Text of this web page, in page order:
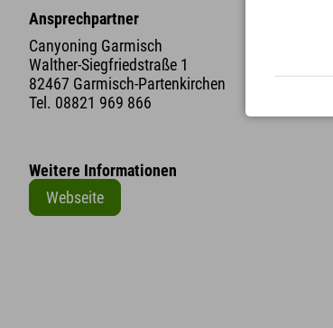
Ansprechpartner
Canyoning Garmisch
Walther-Siegfriedstraße 1
82467 Garmisch-Partenkirchen
Tel. 08821 969 866
Weitere Informationen
Webseite